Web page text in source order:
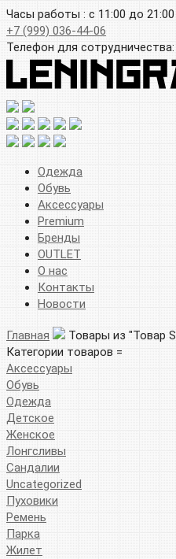
Часы работы : с 11:00 до 21:00
+7 (999) 036-44-06
Телефон для сотрудничества:
Одежда
Обувь
Аксессуары
Premium
Бренды
OUTLET
О нас
Контакты
Новости
Главная Товары из "Товар
Категории товаров =
Аксессуары
Обувь
Одежда
Детское
Женское
Лонгсливы
Сандалии
Uncategorized
Пуховики
Ремень
Парка
Жилет